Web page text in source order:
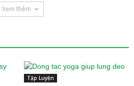
Xem thêm
Tập Luyện